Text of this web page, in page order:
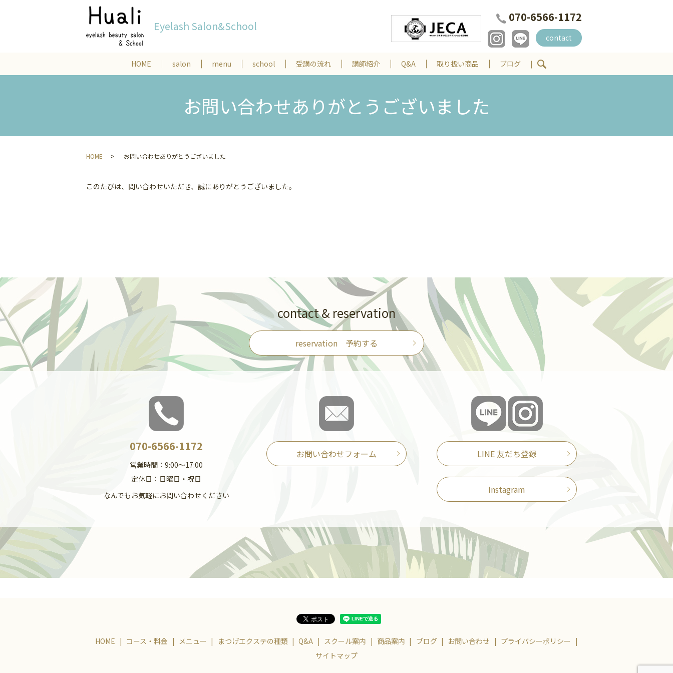
Eyelash Salon&School
070-6566-1172
contact
HOME salon menu school 受講の流れ 講師紹介 Q&A 取り扱い商品 ブログ
お問い合わせありがとうございました
HOME お問い合わせありがとうございました
このたびは、問い合わせいただき、誠にありがとうございました。
contact & reservation
reservation 予約する
070-6566-1172
営業時間：9:00～17:00
定休日：日曜日・祝日
なんでもお気軽にお問い合わせください
お問い合わせフォーム LINE 友だち登録
Instagram
HOME コース・料金 メニュー まつげエクステの種類 Q&A スクール案内 商品案内 ブログ お問い合わせ
プライバシーポリシー
サイトマップ